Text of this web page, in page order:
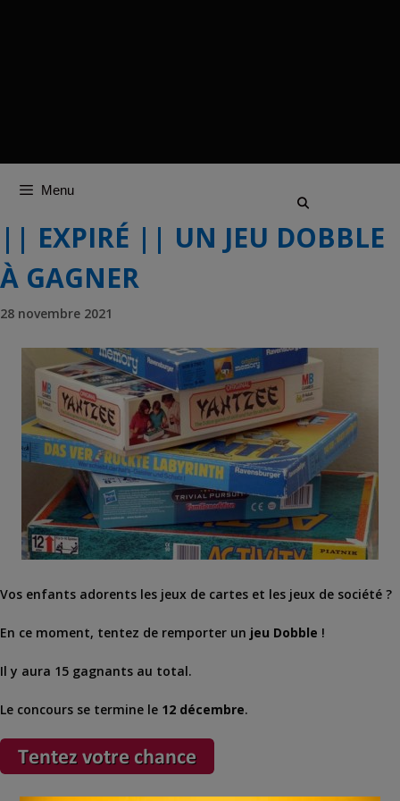
Menu
|| EXPIRÉ || UN JEU DOBBLE
À GAGNER
28 novembre 2021
Vos enfants adorents les jeux de cartes et les jeux de société ?
En ce moment, tentez de remporter un jeu Dobble !
Il y aura 15 gagnants au total.
Le concours se termine le 12 décembre.